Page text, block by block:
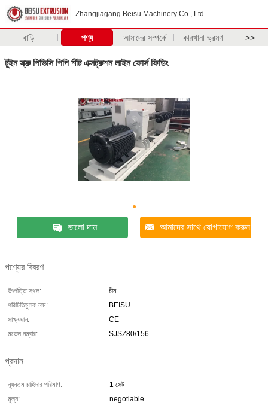
Zhangjiagang Beisu Machinery Co., Ltd.
বাড়ি পণ্য আমাদের সম্পর্কে কারখানা ভ্রমণ >>
টুইন স্ক্রু পিভিসি পিপি শীট এক্সট্রুশন লাইন ফোর্স ফিডিং
ভালো দাম আমাদের সাথে যোগাযোগ করুন
পণ্যের বিবরণ
উৎপত্তি স্থল:
চীন
পরিচিতিমুলক নাম:
BEISU
সাক্ষ্যদান:
CE
মডেল নম্বার:
SJSZ80/156
প্রদান
ন্যূনতম চাহিদার পরিমাণ:
1 সেট
মূল্য:
negotiable